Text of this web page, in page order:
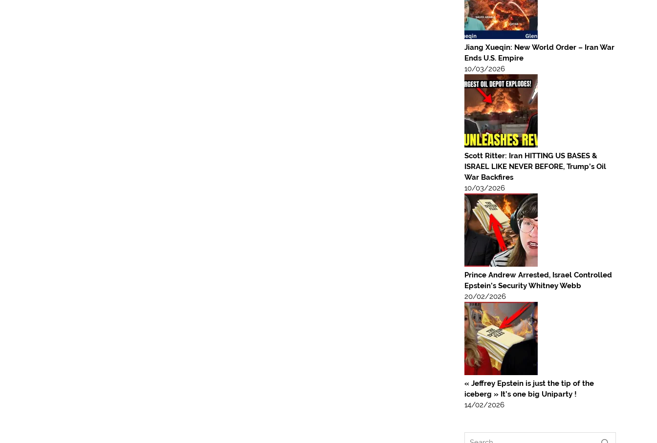
Jiang Xueqin: New World Order – Iran War
Ends U.S. Empire
10/03/2026
Scott Ritter: Iran HITTING US BASES &
ISRAEL LIKE NEVER BEFORE, Trump’s Oil
War Backfires
10/03/2026
Prince Andrew Arrested, Israel Controlled
Epstein’s Security Whitney Webb
20/02/2026
« Jeffrey Epstein is just the tip of the
iceberg » It’s one big Uniparty !
14/02/2026